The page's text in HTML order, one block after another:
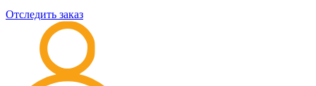
Отследить заказ